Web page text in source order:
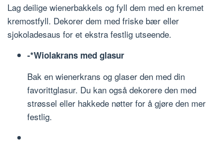
Lag deilige wienerbakkels og fyll dem med en kremet
kremostfyll. Dekorer dem med friske bær eller
sjokoladesaus for et ekstra festlig utseende.
-*Wiolakrans med glasur
Bak en wienerkrans og glaser den med din
favorittglasur. Du kan også dekorere den med
strøssel eller hakkede nøtter for å gjøre den mer
festlig.